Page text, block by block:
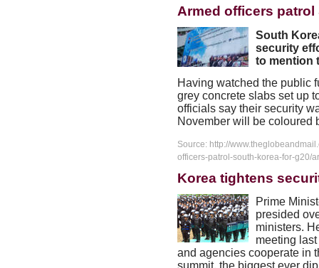
Armed officers patrol
South
security
to mention
Having watched the public
grey concrete slabs set up
officials say their security
November will be coloured
Source: http://
officers-patrol-south-korea-for-g20/
Korea tightens
Prime
presided
ministers.
meeting
and agencies cooperate in